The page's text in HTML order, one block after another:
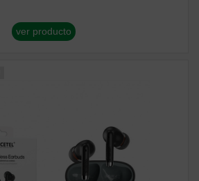
ver producto